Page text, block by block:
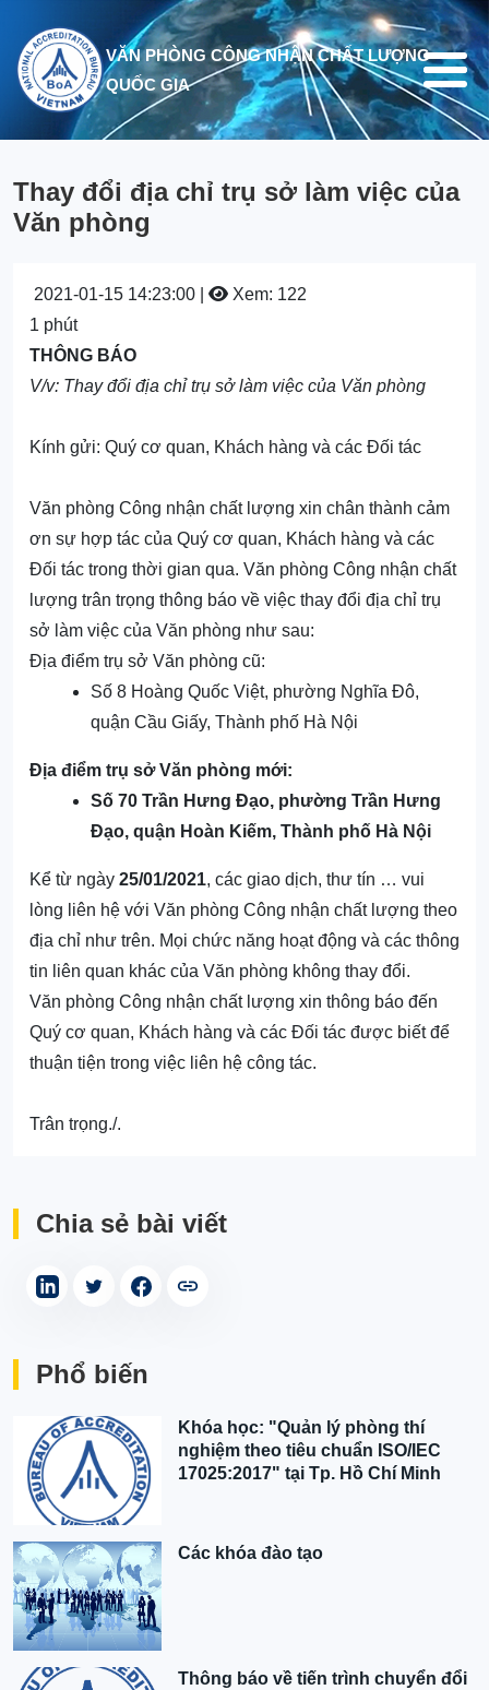
Nhảy đến nội dung
VĂN PHÒNG CÔNG NHẬN CHẤT LƯỢNG
QUỐC GIA
Thay đổi địa chỉ trụ sở làm việc của
Văn phòng
2021-01-15 14:23:00 |
Xem: 122
1 phút
THÔNG BÁO
V/v: Thay đổi địa chỉ trụ sở làm việc của Văn phòng
Kính gửi: Quý cơ quan, Khách hàng và các Đối tác
Văn phòng Công nhận chất lượng xin chân thành cảm
ơn sự hợp tác của Quý cơ quan, Khách hàng và các
Đối tác trong thời gian qua. Văn phòng Công nhận chất
lượng trân trọng thông báo về việc thay đổi địa chỉ trụ
sở làm việc của Văn phòng như sau:
Địa điểm trụ sở Văn phòng cũ:
Số 8 Hoàng Quốc Việt, phường Nghĩa Đô,
quận Cầu Giấy, Thành phố Hà Nội
Địa điểm trụ sở Văn phòng mới:
Số 70 Trần Hưng Đạo, phường Trần Hưng
Đạo, quận Hoàn Kiếm, Thành phố Hà Nội
Kể từ ngày 25/01/2021, các giao dịch, thư tín … vui
lòng liên hệ với Văn phòng Công nhận chất lượng theo
địa chỉ như trên. Mọi chức năng hoạt động và các thông
tin liên quan khác của Văn phòng không thay đổi.
Văn phòng Công nhận chất lượng xin thông báo đến
Quý cơ quan, Khách hàng và các Đối tác được biết để
thuận tiện trong việc liên hệ công tác.
Trân trọng./.
Chia sẻ bài viết
Phổ biến
Khóa học: "Quản lý phòng thí
nghiệm theo tiêu chuẩn ISO/IEC
17025:2017" tại Tp. Hồ Chí Minh
Các khóa đào tạo
Thông báo về tiến trình chuyển đổi